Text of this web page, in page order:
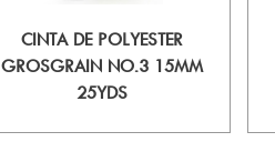
CINTA DE POLYESTER
GROSGRAIN NO.3 15MM
25YDS